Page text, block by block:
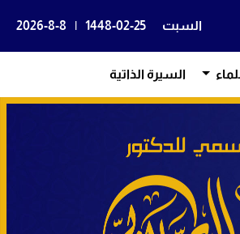
السبت 1448-02-25
|
2026-8-8
السيرة الذاتية